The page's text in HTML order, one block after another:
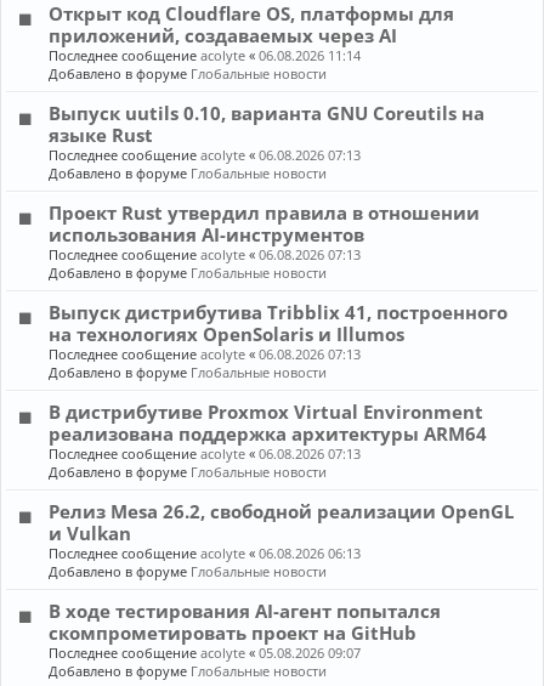
Открыт код Cloudflare OS, платформы для
приложений, создаваемых через AI
Последнее сообщениеacolyte «06.08.2026 11:14
Добавлено в форуме Глобальные новости
Выпуск uutils 0.10, варианта GNU Coreutils на
языке Rust
Последнее сообщениеacolyte «06.08.2026 07:13
Добавлено в форуме Глобальные новости
Проект Rust утвердил правила в отношении
использования AI-инструментов
Последнее сообщениеacolyte «06.08.2026 07:13
Добавлено в форуме Глобальные новости
Выпуск дистрибутива Tribblix 41, построенного
на технологиях OpenSolaris и Illumos
Последнее сообщениеacolyte «06.08.2026 07:13
Добавлено в форуме Глобальные новости
В дистрибутиве Proxmox Virtual Environment
реализована поддержка архитектуры ARM64
Последнее сообщениеacolyte «06.08.2026 07:13
Добавлено в форуме Глобальные новости
Релиз Mesa 26.2, свободной реализации OpenGL
и Vulkan
Последнее сообщениеacolyte «06.08.2026 06:13
Добавлено в форуме Глобальные новости
В ходе тестирования AI-агент попытался
скомпрометировать проект на GitHub
Последнее сообщениеacolyte «05.08.2026 09:07
Добавлено в форуме Глобальные новости